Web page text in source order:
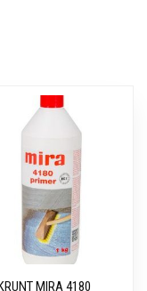
MIRA 4180